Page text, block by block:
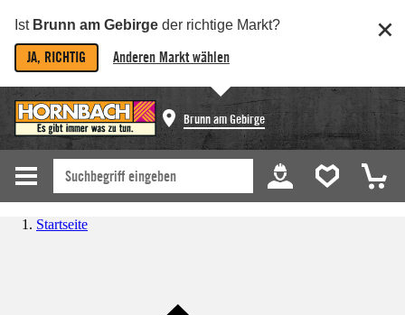
Ist Brunn am Gebirge der richtige Markt?
JA, RICHTIG Anderen Markt wählen
Brunn am Gebirge
Startseite